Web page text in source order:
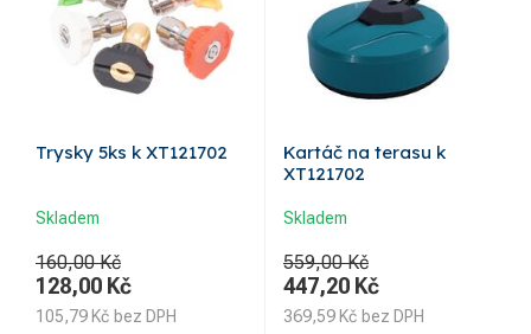
Trysky 5ks k XT121702
Skladem
160,00 Kč
128,00 Kč
105,79 Kč bez DPH
Kartáč na terasu k
XT121702
Skladem
559,00 Kč
447,20 Kč
369,59 Kč bez DPH